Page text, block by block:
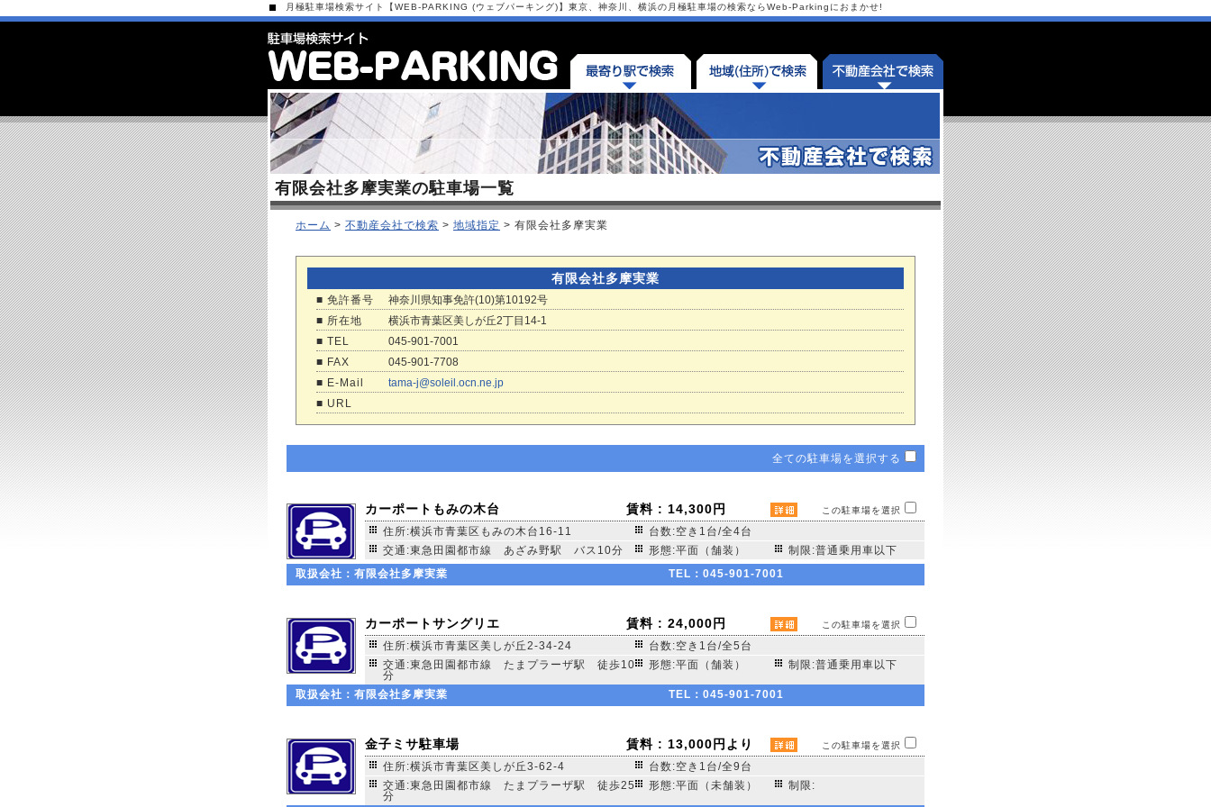
月極駐車場検索サイト【WEB-PARKING (ウェブパーキング)】東京、神奈川、横浜の月極駐車場の検索ならWeb-Parkingにおまかせ!
有限会社多摩実業の駐車場一覧
ホーム > 不動産会社で検索 > 地域指定 > 有限会社多摩実業
有限会社多摩実業
■ 免許番号
神奈川県知事免許(10)第10192号
■ 所在地
横浜市青葉区美しが丘2丁目14-1
■ TEL
045-901-7001
■ FAX
045-901-7708
■ E-Mail
tama-j@soleil.ocn.ne.jp
■ URL
全ての駐車場を選択する
カーポートもみの木台 賃料 : 14,300 円 この駐車場を選択
住所:横浜市青葉区もみの木台16-11
台数:空き1台/全4台
交通:東急田園都市線 あざみ野駅 バス10分
形態:平面（舗装）
制限:普通乗用車以下
取扱会社： 有限会社多摩実業 TEL：045-901-7001
カーポートサングリエ 賃料 : 24,000 円 この駐車場を選択
住所:横浜市青葉区美しが丘2-34-24
台数:空き1台/全5台
交通:東急田園都市線 たまプラーザ駅 徒歩10
分
形態:平面（舗装） 制限:普通乗用車以下
取扱会社： 有限会社多摩実業 TEL：045-901-7001
金子ミサ駐車場 賃料 : 13,000 円より この駐車場を選択
住所:横浜市青葉区美しが丘3-62-4
台数:空き1台/全9台
交通:東急田園都市線 たまプラーザ駅 徒歩25
分
形態:平面（未舗装） 制限: